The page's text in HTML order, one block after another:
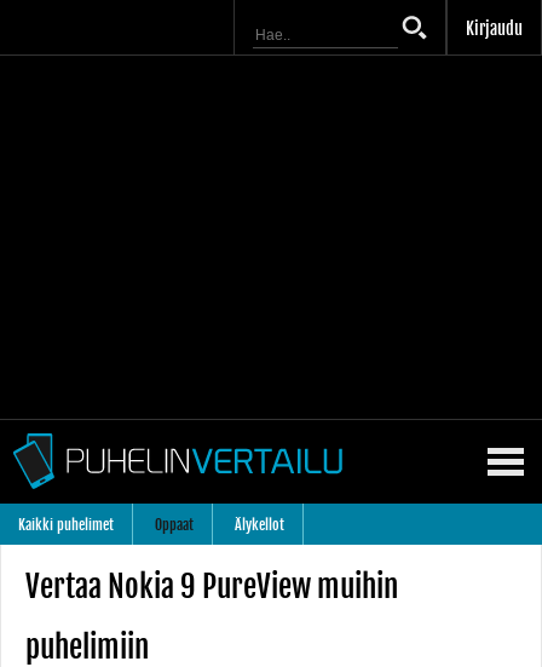
Kirjaudu
Kaikki puhelimet Oppaat Älykellot
Vertaa Nokia 9 PureView muihin
puhelimiin